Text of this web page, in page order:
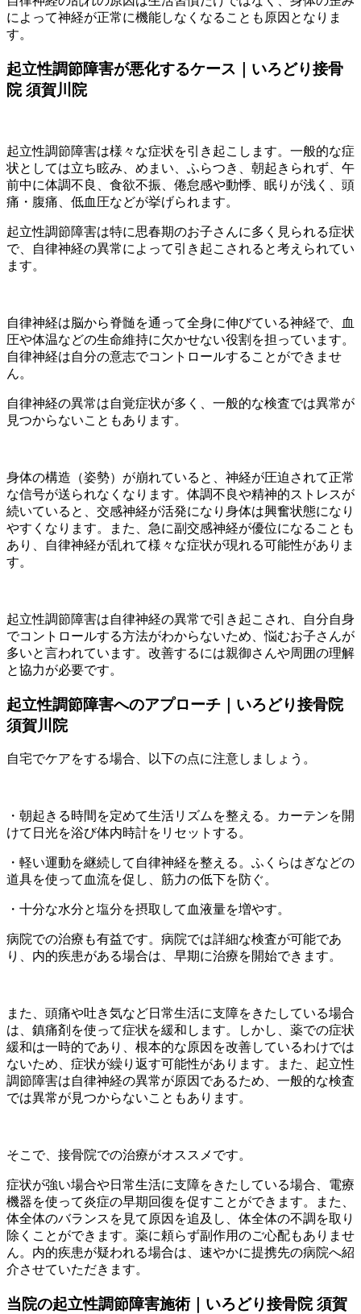
によって神経が正常に機能しなくなることも原因となりま
す。
起立性調節障害が悪化するケース｜いろどり接骨
院 須賀川院
起立性調節障害は様々な症状を引き起こします。一般的な症
状としては立ち眩み、めまい、ふらつき、朝起きられず、午
前中に体調不良、食欲不振、倦怠感や動悸、眠りが浅く、頭
痛・腹痛、低血圧などが挙げられます。
起立性調節障害は特に思春期のお子さんに多く見られる症状
で、自律神経の異常によって引き起こされると考えられてい
ます。
自律神経は脳から脊髄を通って全身に伸びている神経で、血
圧や体温などの生命維持に欠かせない役割を担っています。
自律神経は自分の意志でコントロールすることができませ
ん。
自律神経の異常は自覚症状が多く、一般的な検査では異常が
見つからないこともあります。
身体の構造（姿勢）が崩れていると、神経が圧迫されて正常
な信号が送られなくなります。体調不良や精神的ストレスが
続いていると、交感神経が活発になり身体は興奮状態になり
やすくなります。また、急に副交感神経が優位になることも
あり、自律神経が乱れて様々な症状が現れる可能性がありま
す。
起立性調節障害は自律神経の異常で引き起こされ、自分自身
でコントロールする方法がわからないため、悩むお子さんが
多いと言われています。改善するには親御さんや周囲の理解
と協力が必要です。
起立性調節障害へのアプローチ｜いろどり接骨院
須賀川院
自宅でケアをする場合、以下の点に注意しましょう。
・朝起きる時間を定めて生活リズムを整える。カーテンを開
けて日光を浴び体内時計をリセットする。
・軽い運動を継続して自律神経を整える。ふくらはぎなどの
道具を使って血流を促し、筋力の低下を防ぐ。
・十分な水分と塩分を摂取して血液量を増やす。
病院での治療も有益です。病院では詳細な検査が可能であ
り、内的疾患がある場合は、早期に治療を開始できます。
また、頭痛や吐き気など日常生活に支障をきたしている場合
は、鎮痛剤を使って症状を緩和します。しかし、薬での症状
緩和は一時的であり、根本的な原因を改善しているわけでは
ないため、症状が繰り返す可能性があります。また、起立性
調節障害は自律神経の異常が原因であるため、一般的な検査
では異常が見つからないこともあります。
そこで、接骨院での治療がオススメです。
症状が強い場合や日常生活に支障をきたしている場合、電療
機器を使って炎症の早期回復を促すことができます。また、
体全体のバランスを見て原因を追及し、体全体の不調を取り
除くことができます。薬に頼らず副作用のご心配もありませ
ん。内的疾患が疑われる場合は、速やかに提携先の病院へ紹
介させていただきます。
当院の起立性調節障害施術｜いろどり接骨院 須賀